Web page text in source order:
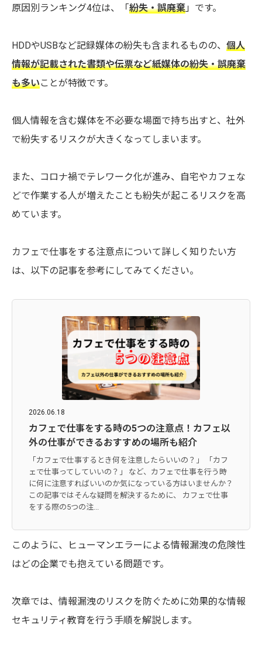
原因別ランキング4位は、「 紛失・誤廃棄 」です。
HDDやUSBなど記録媒体の紛失も含まれるものの、 個人
情報が記載された書類や伝票など紙媒体の紛失・誤廃棄
も多いことが特徴です。
個人情報を含む媒体を不必要な場面で持ち出すと、社外
で紛失するリスクが大きくなってしまいます。
また、コロナ禍でテレワーク化が進み、自宅やカフェな
どで作業する人が増えたことも紛失が起こるリスクを高
めています。
カフェで仕事をする注意点について詳しく知りたい方
は、以下の記事を参考にしてみてください。
2026.06.18
カフェで仕事をする時の5つの注意点！カフェ以
外の仕事ができるおすすめの場所も紹介
「カフェで仕事するとき何を注意したらいいの？」 「カフ
ェで仕事ってしていいの？」 など、カフェで仕事を行う時
に何に注意すればいいのか気になっている方はいませんか？
この記事ではそんな疑問を解決するために、 カフェで仕事
をする際の5つの注...
このように、ヒューマンエラーによる情報漏洩の危険性
はどの企業でも抱えている問題です。
次章では、情報漏洩のリスクを防ぐために効果的な情報
セキュリティ教育を行う手順を解説します。